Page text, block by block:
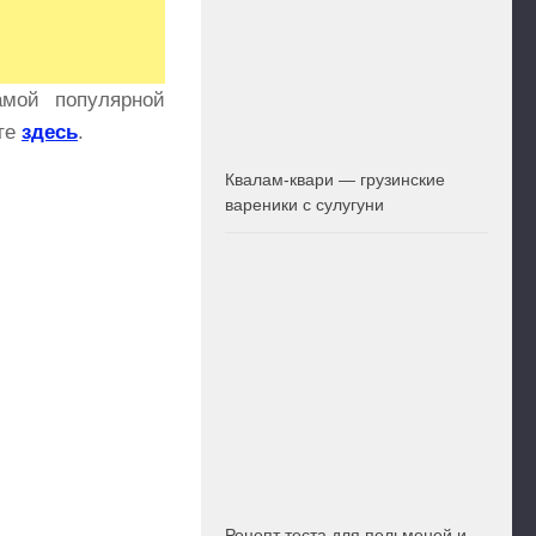
популярной
здесь.
Квалам-квари — грузинские
вареники с сулугуни